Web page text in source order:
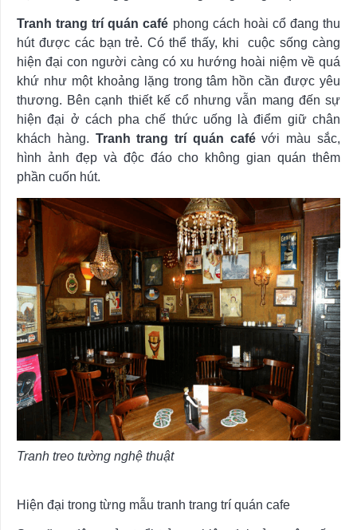
Tranh trang trí quán café phong cách hoài cổ đang thu
hút được các bạn trẻ. Có thể thấy, khi cuộc sống càng
hiện đại con người càng có xu hướng hoài niệm về quá
khứ như một khoảng lặng trong tâm hồn cần được yêu
thương. Bên cạnh thiết kế cổ nhưng vẫn mang đến sự
hiện đại ở cách pha chế thức uống là điểm giữ chân
khách hàng. Tranh trang trí quán cafévới màu sắc,
hình ảnh đẹp và độc đáo cho không gian quán thêm
phần cuốn hút.
Tranh treo tường nghệ thuật
Hiện đại trong từng mẫu tranh trang trí quán cafe